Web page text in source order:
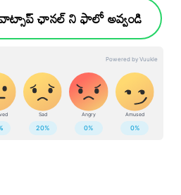
ఛానల్ ని ఫాలో అవ్వండి